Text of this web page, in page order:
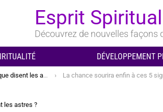
Esprit
Découvrez de nouvelles façons
DÉVELOPPEMENT
les astres ? La chance sourira enfin à ces 5 signes du
les astres ?